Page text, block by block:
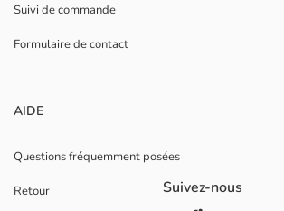
Suivi de commande
Formulaire de contact
AIDE
Questions fréquemment posées
Retour Suivez-nous